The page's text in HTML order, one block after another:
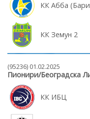
КК Абба
КК Земун 2
(95236) 01.02.2025
Пионири/Београдска
КК ИБЦ